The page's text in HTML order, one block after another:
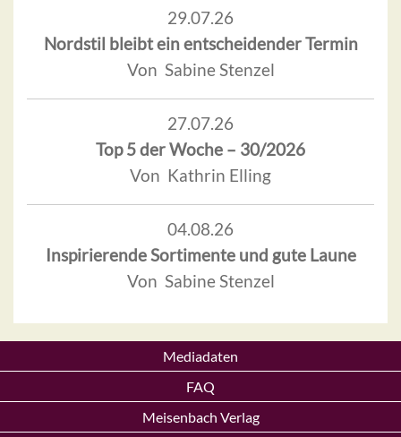
29.07.26
Nordstil bleibt ein entscheidender Termin
Von Sabine Stenzel
27.07.26
Top 5 der Woche – 30/2026
Von Kathrin Elling
04.08.26
Inspirierende Sortimente und gute Laune
Von Sabine Stenzel
Mediadaten
FAQ
Meisenbach Verlag